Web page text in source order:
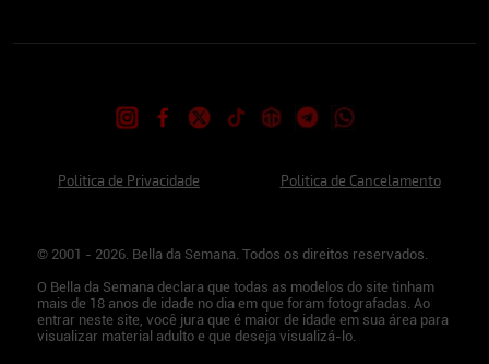
Politica de Privacidade Politica de Cancelamento
© 2001 - 2026. Bella da Semana. Todos os direitos reservados.
O Bella da Semana declara que todas as modelos do site tinham
mais de 18 anos de idade no dia em que foram fotografadas. Ao
entrar neste site, você jura que é maior de idade em sua área para
visualizar material adulto e que deseja visualizá-lo.